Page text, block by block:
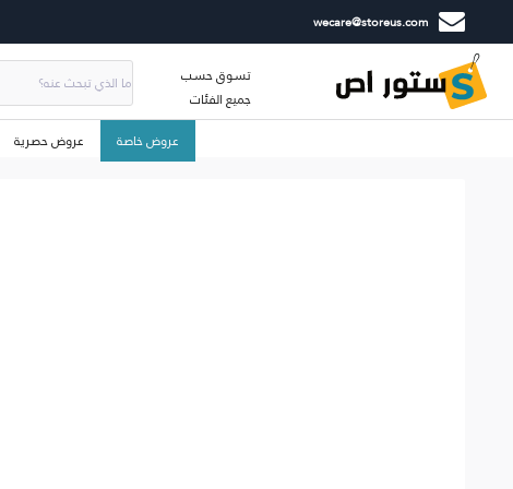
wecare@storeus.com
تسوق حسب
جميع الفئات
عروض خاصة عروض حصرية